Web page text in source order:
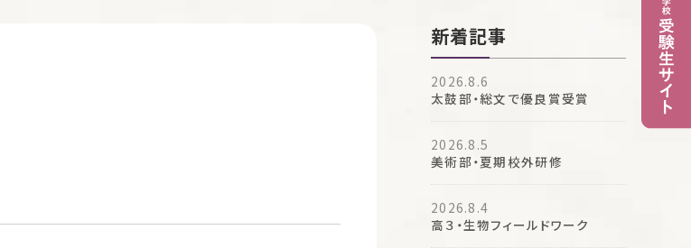
新着記事
2026.8.6
太鼓部・総文で優良賞受賞
2026.8.5
美術部・夏期校外研修
2026.8.4
高３・生物フィールドワーク